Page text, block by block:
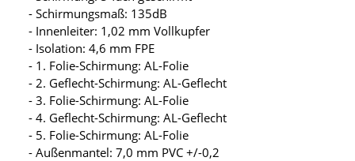
- Schirmungsmaß: 135dB
- Innenleiter: 1,02 mm Vollkupfer
- Isolation: 4,6 mm FPE
- 1. Folie-Schirmung: AL-Folie
- 2. Geflecht-Schirmung: AL-Geflecht
- 3. Folie-Schirmung: AL-Folie
- 4. Geflecht-Schirmung: AL-Geflecht
- 5. Folie-Schirmung: AL-Folie
- Außenmantel: 7,0 mm PVC +/-0,2